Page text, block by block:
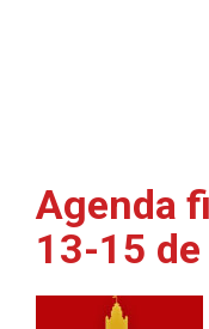
Agenda
13-15